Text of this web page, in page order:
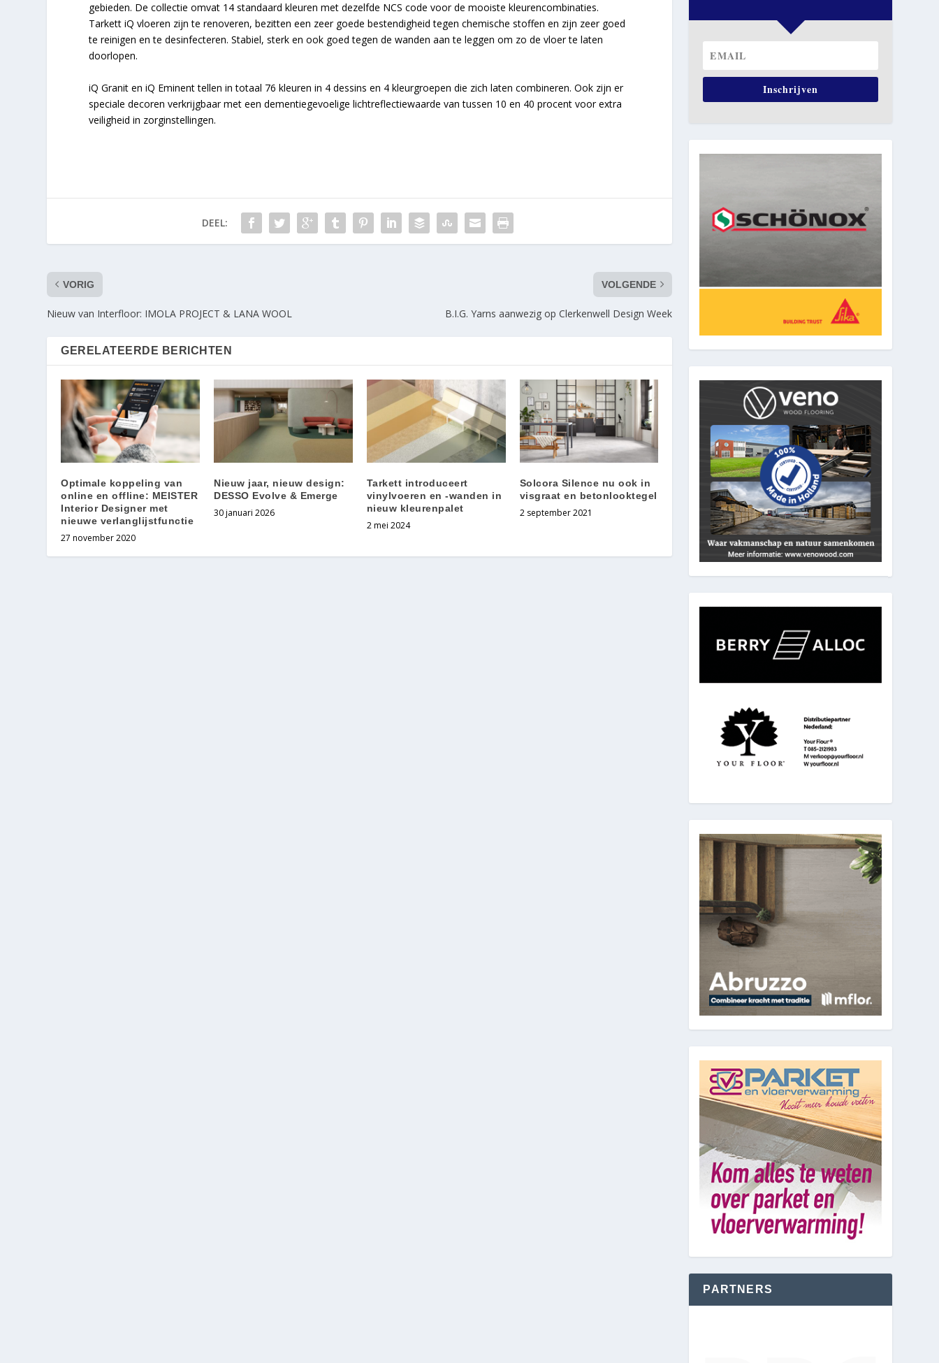
gebieden. De collectie omvat 14 standaard kleuren met dezelfde NCS code voor de mooiste kleurencombinaties.
Tarkett iQ vloeren zijn te renoveren, bezitten een zeer goede bestendigheid tegen chemische stoffen en zijn zeer goed
te reinigen en te desinfecteren. Stabiel, sterk en ook goed tegen de wanden aan te leggen om zo de vloer te laten
doorlopen.
iQ Granit en iQ Eminent tellen in totaal 76 kleuren in 4 dessins en 4 kleurgroepen die zich laten combineren. Ook zijn er
speciale decoren verkrijgbaar met een dementiegevoelige lichtreflectiewaarde van tussen 10 en 40 procent voor extra
veiligheid in zorginstellingen.
DEEL:
VORIG
Nieuw van Interfloor: IMOLA PROJECT & LANA WOOL
VOLGENDE
B.I.G. Yarns aanwezig op Clerkenwell Design Week
GERELATEERDE BERICHTEN
Optimale koppeling van
online en offline: MEISTER
Interior Designer met
nieuwe verlanglijstfunctie
27 november 2020
Nieuw jaar, nieuw design:
DESSO Evolve & Emerge
30 januari 2026
Tarkett introduceert
vinylvoeren en -wanden in
nieuw kleurenpalet
2 mei 2024
Solcora Silence nu ook in
visgraat en betonlooktegel
2 september 2021
Inschrijven
PARTNERS